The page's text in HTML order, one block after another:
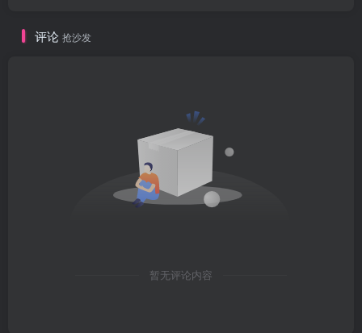
评论 抢沙发
暂无评论内容